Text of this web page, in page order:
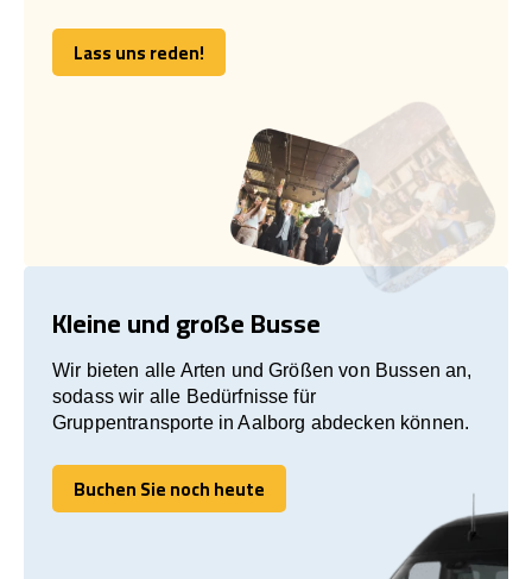
Lass uns reden!
Lass uns reden!
Kleine und große Busse
Wir bieten alle Arten und Größen von Bussen an,
sodass wir alle Bedürfnisse für
Gruppentransporte in Aalborg abdecken können.
Buchen Sie noch heute
Buchen Sie noch heute